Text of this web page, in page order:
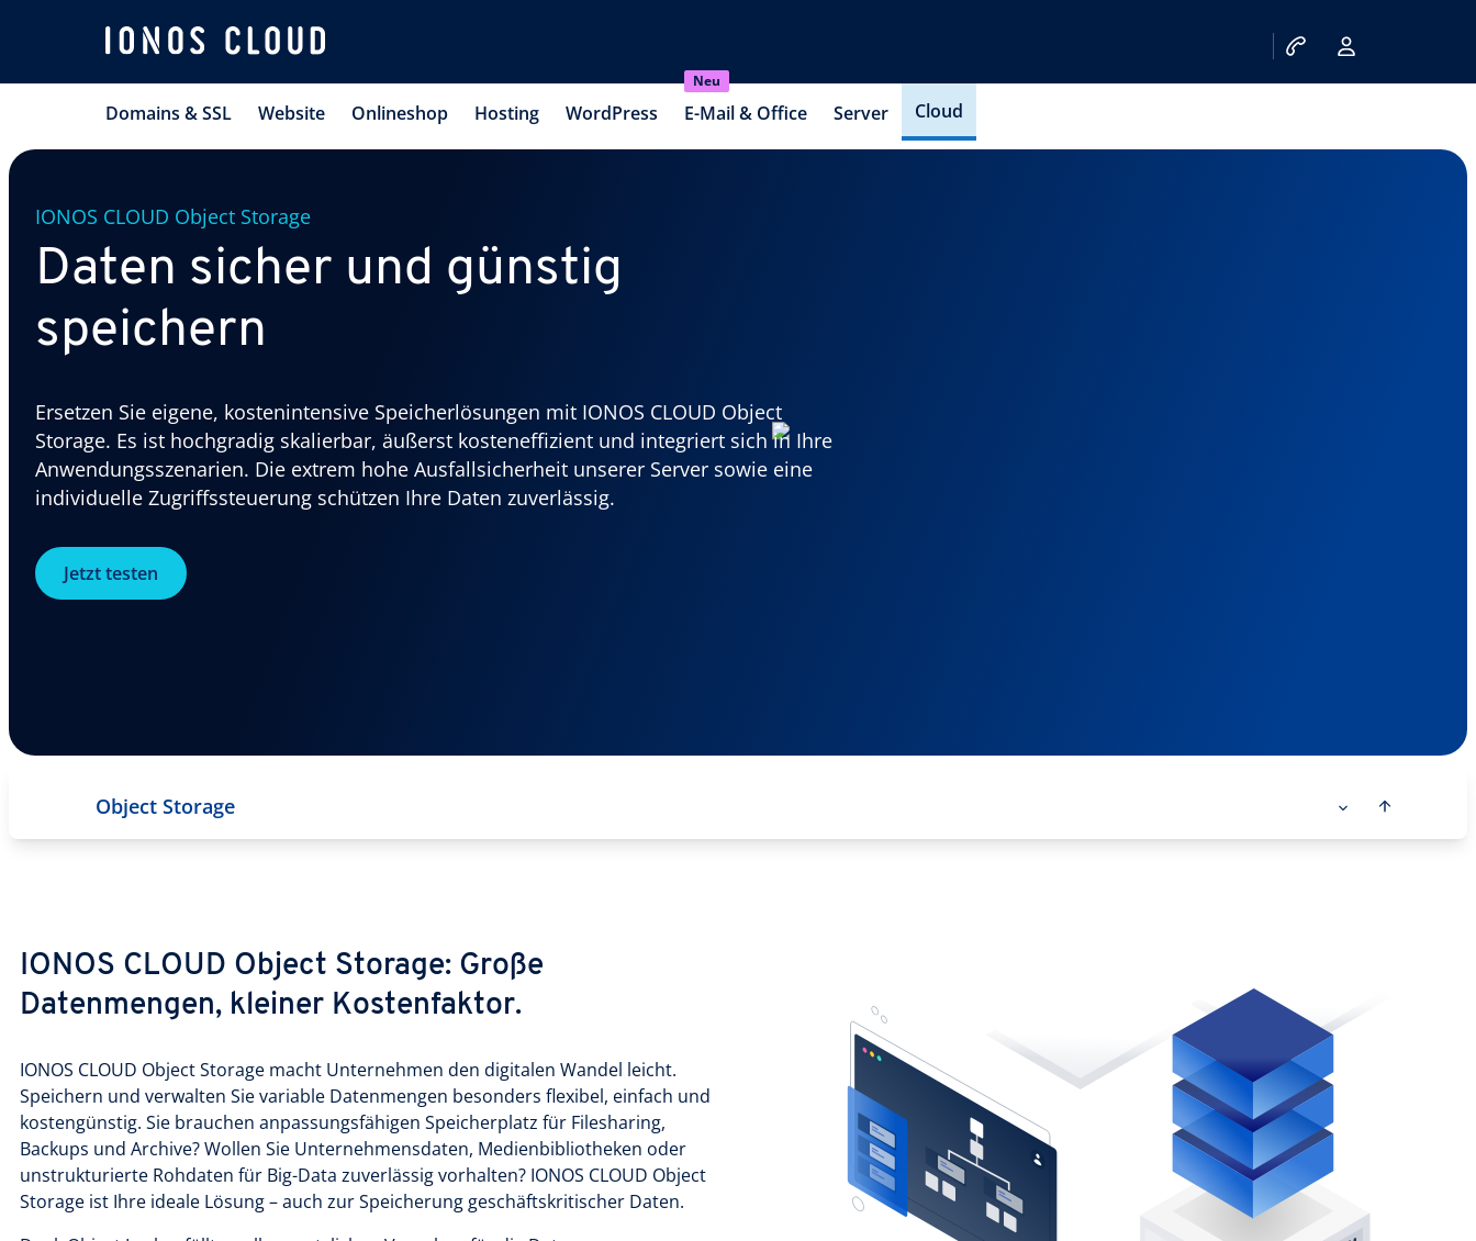
Domains & SSL Website Onlineshop Hosting WordPress
Neu
E-Mail & Office Server Cloud
IONOS CLOUD Object Storage
Daten sicher und günstig
speichern
Ersetzen Sie eigene, kostenintensive Speicherlösungen mit IONOS CLOUD Object
Storage. Es ist hochgradig skalierbar, äußerst kosteneffizient und integriert sich in Ihre
Anwendungsszenarien. Die extrem hohe Ausfallsicherheit unserer Server sowie eine
individuelle Zugriffssteuerung schützen Ihre Daten zuverlässig.
Jetzt testen
Object Storage
IONOS CLOUD Object Storage: Große
Datenmengen, kleiner Kostenfaktor.
IONOS CLOUD Object Storage macht Unternehmen den digitalen Wandel leicht.
Speichern und verwalten Sie variable Datenmengen besonders flexibel, einfach und
kostengünstig. Sie brauchen anpassungsfähigen Speicherplatz für Filesharing,
Backups und Archive? Wollen Sie Unternehmensdaten, Medienbibliotheken oder
unstrukturierte Rohdaten für Big-Data zuverlässig vorhalten? IONOS CLOUD Object
Storage ist Ihre ideale Lösung – auch zur Speicherung geschäftskritischer Daten.